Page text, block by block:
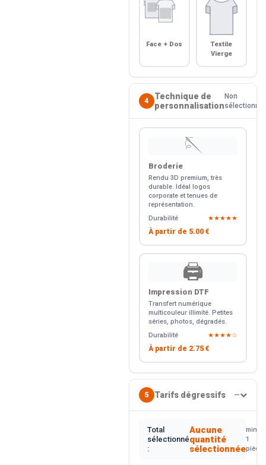
Face + Dos
Textile
Vierge
4
Technique de
personnalisation
Non
sélectionné
🪡
Broderie
Rendu 3D premium, très
durable. Idéal logos
corporate et tenues de
représentation.
Durabilité
★★★★★
À partir de 5.00 €
🖨️
Impression DTF
Transfert numérique
multicouleur illimité. Petites
séries, photos, dégradés.
Durabilité
★★★★☆
À partir de 2.75 €
5 Tarifs dégressifs —
Total
sélectionné
:
Aucune
quantité
sélectionnée
min.
1
pièce